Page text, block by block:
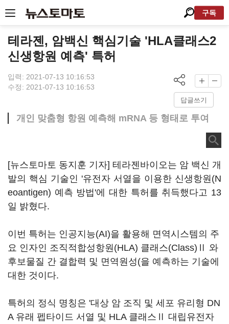
구독
테라젠, 암백신 핵심기술 'HLA클래스2
신생항원 예측' 특허
입력: 2021-07-13 10:16:53
수정: 2021-07-13 10:16:53
답글쓰기
개인 맞춤형 항원 예측해 mRNA 등 형태로 투여
[뉴스토마토 동지훈 기자] 테라젠바이오는 암 백신 개
발의 핵심 기술인 '유전자 서열을 이용한 신생항원(N
eoantigen) 예측 방법'에 대한 특허를 취득했다고 13
일 밝혔다.
이번 특허는 인공지능(AI)을 활용해 면역시스템의 주
요 인자인 조직적합성항원(HLA) 클래스(Class)Ⅱ 와
후보물질 간 결합력 및 면역원성(을 예측하는 기술에
대한 것이다.
특허의 정식 명칭은 '대상 암 조직 및 세포 유리형 DN
A 유래 펩타이드 서열 및 HLA 클래스Ⅱ 대립유전자